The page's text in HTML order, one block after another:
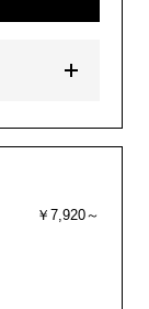
￥7,920～